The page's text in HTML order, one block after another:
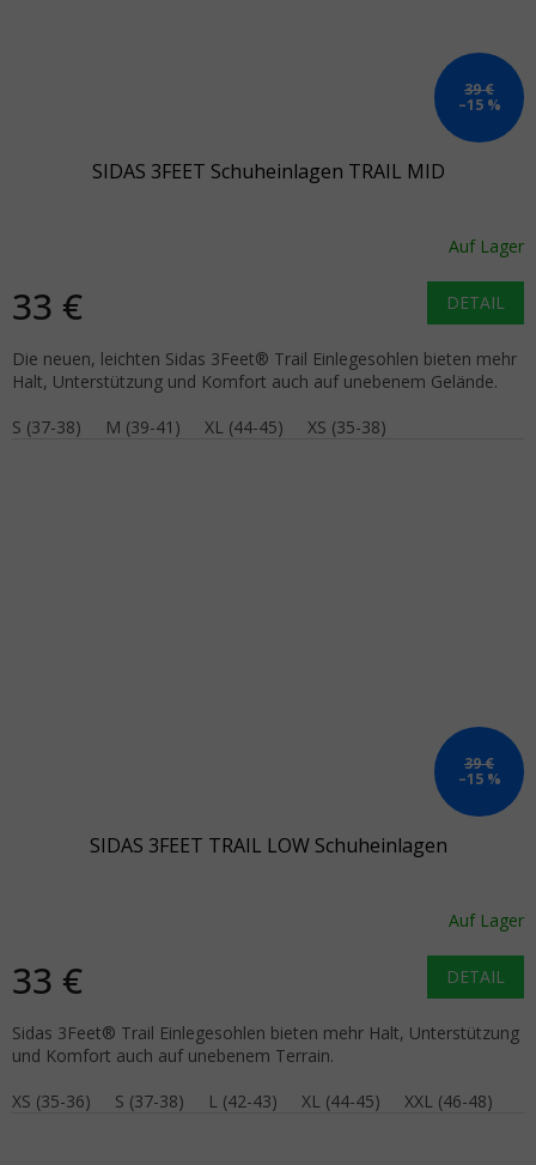
39 €
–15 %
SIDAS 3FEET Schuheinlagen TRAIL MID
Auf Lager
33 € DETAIL
Die neuen, leichten Sidas 3Feet® Trail Einlegesohlen bieten mehr
Halt, Unterstützung und Komfort auch auf unebenem Gelände.
S (37-38)
M (39-41) XL (44-45) XS (35-38)
39 €
–15 %
SIDAS 3FEET TRAIL LOW Schuheinlagen
Auf Lager
33 € DETAIL
Sidas 3Feet® Trail Einlegesohlen bieten mehr Halt, Unterstützung
und Komfort auch auf unebenem Terrain.
XS (35-36)
S (37-38) L (42-43) XL (44-45) XXL (46-48)